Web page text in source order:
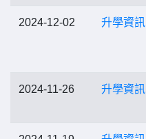
2024-12-02 升學資訊
2024-11-26 升學資訊